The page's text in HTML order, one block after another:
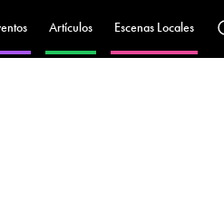
Artículos Escenas Locales